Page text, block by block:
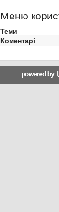
Меню
Теми
Коментарі